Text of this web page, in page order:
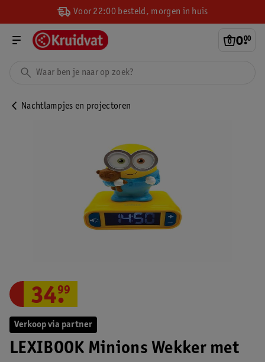
Voor 22:00 besteld, morgen in huis
0.
00
Nachtlampjes en projectoren
Verkoop via partner
LEXIBOOK Minions Wekker met
34.
99